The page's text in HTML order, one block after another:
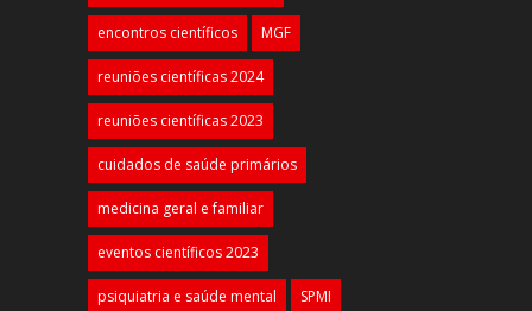
encontros científicos MGF
reuniões científicas 2024
reuniões científicas 2023
cuidados de saúde primários
medicina geral e familiar
eventos científicos 2023
psiquiatria e saúde mental SPMI